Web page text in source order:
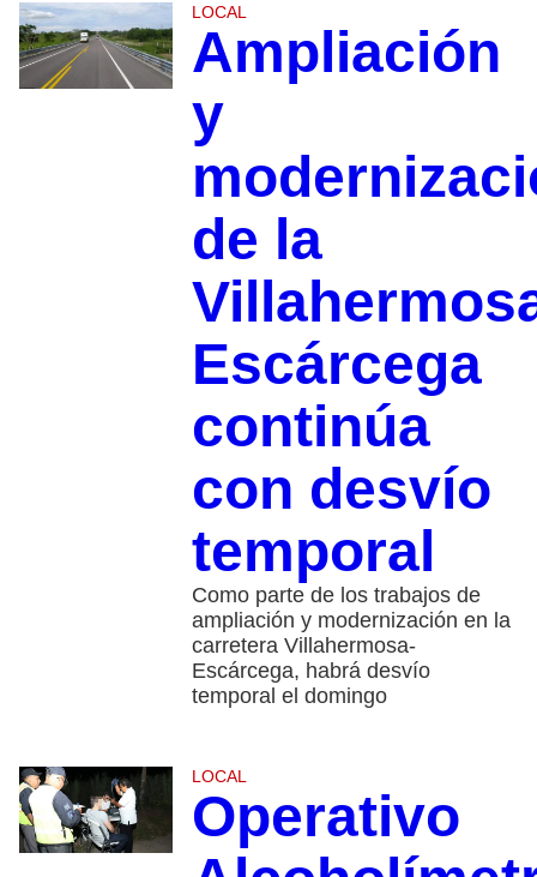
LOCAL
Ampliación
y
de la
Escárcega
continúa
con desvío
temporal
Como parte de los trabajos de
ampliación y modernización en la
carretera Villahermosa-
Escárcega, habrá desvío
temporal el domingo
LOCAL
Operativo